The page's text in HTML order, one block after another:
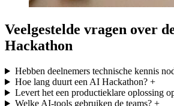
Veelgestelde vragen over
Hackathon
Hebben deelnemers technische kennis
Hoe lang duurt een AI Hackathon?+
Levert het een productieklare oplossing
Welke AI-tools gebruiken de teams?+